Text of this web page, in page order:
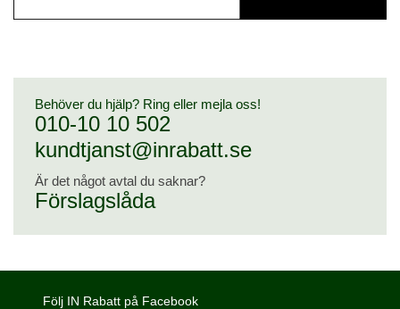
Behöver du hjälp? Ring eller mejla oss!
010-10 10 502
kundtjanst@inrabatt.se
Är det något avtal du saknar?
Förslagslåda
Följ IN Rabatt på Facebook